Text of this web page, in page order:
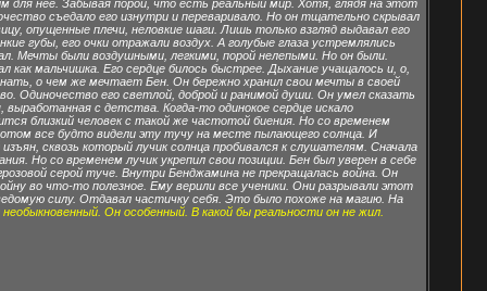
неё. Забывая порой, что есть реальный мир. Хотя, глядя на этот
съедало его изнутри и переваривало. Но он тщательно скрывал
опущенные плечи, неловкие шаги. Лишь только взгляд выдавал его
губы, его очки отражали воздух. А голубые глаза устремлялись
Мечты были воздушными, легкими, порой нелепыми. Но он были.
как мальчишка. Его сердце билось быстрее. Дыхание учащалось и, о,
о чем же мечтает Бен. Он бережно хранил свои мечты в своей
Одиночество его светлой, доброй и ранимой души. Он умел сказать
с детства. Когда-то одинокое сердце искало
близкий человек с такой же частотой биения. Но со временем
все будто видели эту тучу на месте пылающего солнца. И
сквозь который лучик солнца пробивался к слушателям. Сначала
Но со временем лучик укрепил свои позиции. Бен был уверен в себе
серой туче. Внутри Бенджамина не прекращалась война. Он
во что-то полезное. Ему верили все ученики. Они разрывали этот
силу. Отдавал частичку себя. Это было похоже на магию. На
необыкновенный. Он особенный. В какой бы реальности он не жил.